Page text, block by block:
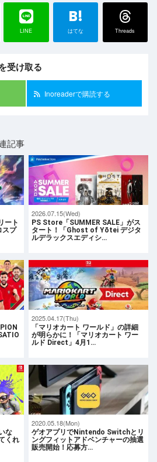
LINE
B!
はてな Threads
受け取る
Inoreaderで購読する
記事
ート
スプ
2026.07.15(Wed)
PS Store「SUMMER SALE」がス
タート！「Ghost of Yōtei デジタ
ルデラックスエディシ…
2025.04.17(Thu)
「マリオカート ワールド」の詳細
が明らかに！「マリオカート ワー
ルド Direct」4月1…
な
くれ
2020.05.18(Mon)
ゲオアプリでNintendo Switchとリ
ングフィットアドベンチャーの抽選
販売開始！応募方…